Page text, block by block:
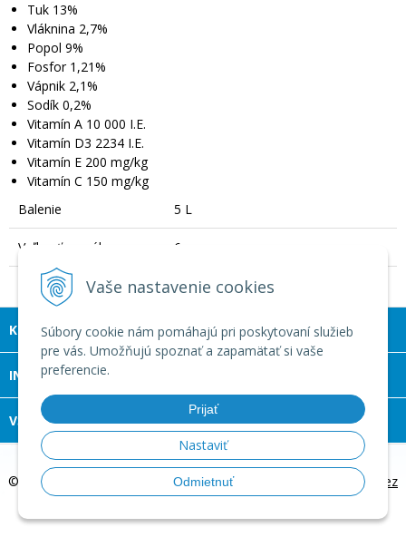
Vaše nastavenie cookies
Súbory cookie nám pomáhajú pri poskytovaní služieb
pre vás. Umožňujú spoznať a zapamätať si vaše
preferencie.
Prijať
Nastaviť
Odmietnuť
Tuk 13%
Vláknina 2,7%
Popol 9%
Fosfor 1,21%
Vápnik 2,1%
Sodík 0,2%
Vitamín A 10 000 I.E.
Vitamín D3 2234 I.E.
Vitamín E 200 mg/kg
Vitamín C 150 mg/kg
Balenie
5 L
Veľkosť granúl 6 mm
KONTAKT
INFOLINKA
VŠETKO O NÁKUPE
© 2026 Margoč Koi kapre a záhradné jazierka •
tvorba eshopu cez
UNIobchod,webhostingspoločnostiWEBYGROUP